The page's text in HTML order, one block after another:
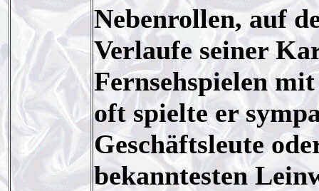
Nebenrollen, auf
Verlaufe seiner
Fernsehspielen
oft spielte er
Geschäftsleute
bekanntesten